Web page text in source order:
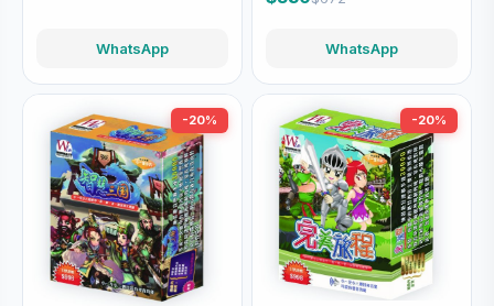
WhatsApp WhatsApp
-20% -20%